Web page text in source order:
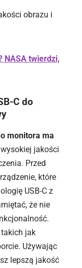
obrazu i
NASA twierdzi,
C do
monitora ma
jakości
Przed
które
USB-C z
że nie
jak
Używając
lepszą jakość